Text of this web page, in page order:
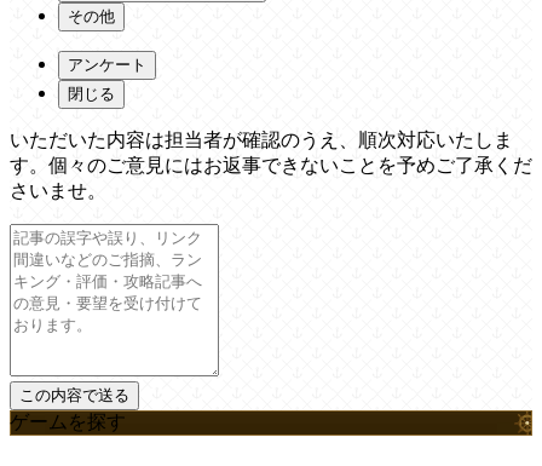
その他
アンケート
閉じる
いただいた内容は担当者が確認のうえ、順次対応いたしま
す。個々のご意見にはお返事できないことを予めご了承くだ
さいませ。
ゲームを探す